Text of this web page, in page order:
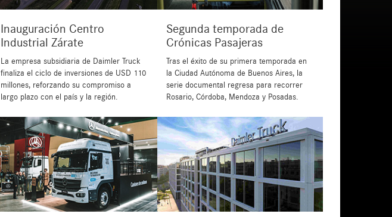
Inauguración Centro
Industrial Zárate
La empresa subsidiaria de Daimler Truck
finaliza el ciclo de inversiones de USD 110
millones, reforzando su compromiso a
largo plazo con el país y la región.
Segunda temporada de
Crónicas Pasajeras
Tras el éxito de su primera temporada en
la Ciudad Autónoma de Buenos Aires, la
serie documental regresa para recorrer
Rosario, Córdoba, Mendoza y Posadas.